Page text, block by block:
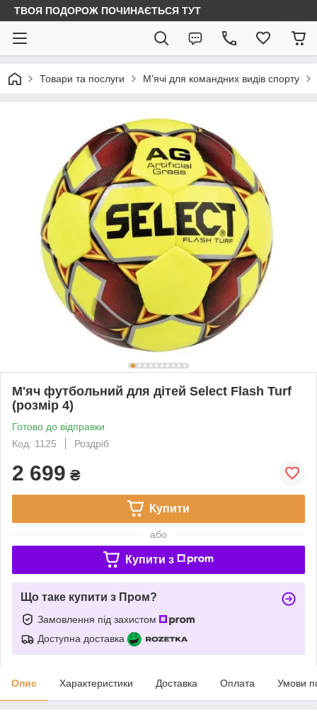
ТВОЯ ПОДОРОЖ ПОЧИНАЄТЬСЯ ТУТ
Товари та послуги М'ячі для командних видів спорту
М'яч футбольний для дітей Select Flash Turf
(розмір 4)
Готово до відправки
Код: 1125
Роздріб
2 699 ₴
Купити
або
Купити з
Що таке купити з Пром?
Замовлення під захистом
Доступна доставка
Опис Характеристики Доставка Оплата Умови